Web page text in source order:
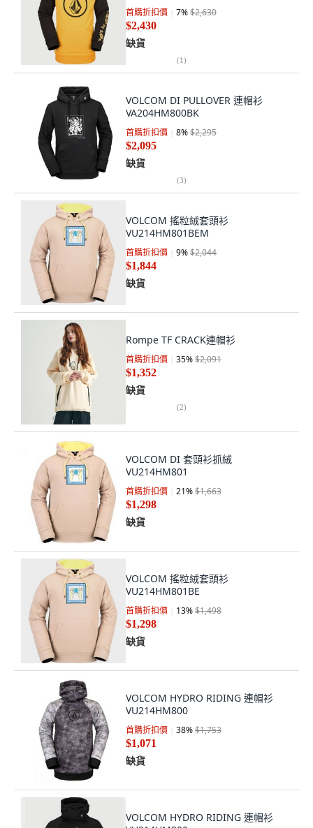
首購折扣價 7%$2,630
$2,430
缺貨
(1)
VOLCOM DI PULLOVER 連帽衫
VA204HM800BK
首購折扣價 8%$2,295
$2,095
缺貨
(3)
VOLCOM 搖粒絨套頭衫
VU214HM801BEM
首購折扣價 9%$2,044
$1,844
缺貨
Rompe TF CRACK連帽衫
首購折扣價 35%$2,091
$1,352
缺貨
(2)
VOLCOM DI 套頭衫抓絨
VU214HM801
首購折扣價 21%$1,663
$1,298
缺貨
VOLCOM 搖粒絨套頭衫
VU214HM801BE
首購折扣價 13%$1,498
$1,298
缺貨
VOLCOM HYDRO RIDING 連帽衫
VU214HM800
首購折扣價 38%$1,753
$1,071
缺貨
VOLCOM HYDRO RIDING 連帽衫